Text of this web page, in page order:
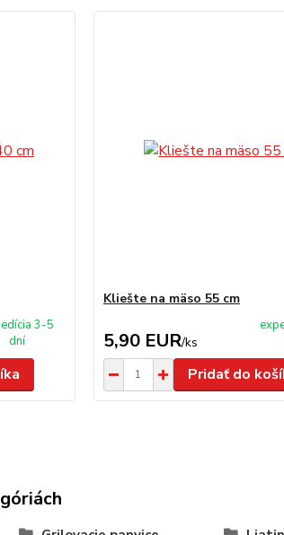
3-5
dní
Kliešte na mäso 55 cm
5,90 EUR/ks
Pridať do